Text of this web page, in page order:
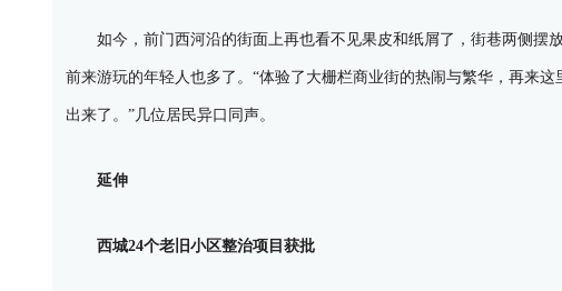
如今，前门西河沿的街面上再也看不见果皮和纸屑了，街巷两侧摆
前来游玩的年轻人也多了。“体验了大栅栏商业街的热闹与繁华，再来
出来了。”几位居民异口同声。
延伸
西城24个老旧小区整治项目获批